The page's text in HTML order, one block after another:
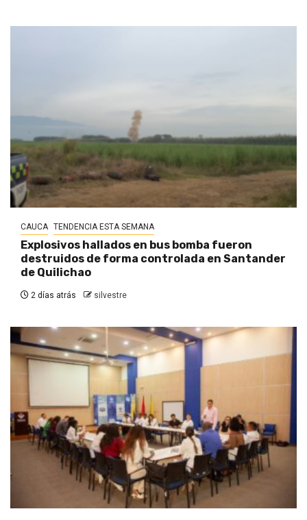
CAUCA TENDENCIA ESTA SEMANA
Explosivos hallados en bus bomba fueron
destruidos de forma controlada en Santander
de Quilichao
2 días atrás silvestre